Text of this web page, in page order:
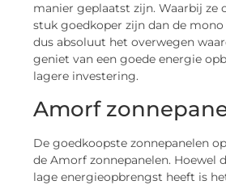
manier geplaatst zijn. Waarbij ze
stuk goedkoper zijn dan de
dus absoluut het overwegen
geniet van een goede energie
lagere investering.
Amorf
De goedkoopste zonnepanelen
de Amorf zonnepanelen. Hoewel
lage energieopbrengst heeft is